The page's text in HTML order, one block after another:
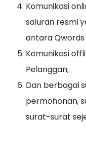
Komunikasi
saluran resmi
antara Qwords
Komunikasi
Pelanggan;
Dan berbagai
permohonan,
surat-surat